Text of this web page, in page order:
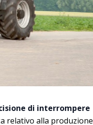
di interrompere
relativo alla produzione